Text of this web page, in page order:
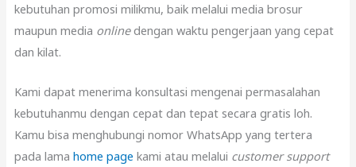
kebutuhan promosi milikmu, baik melalui media brosur
maupun media onlinedengan waktu pengerjaan yang cepat
dan kilat.
Kami dapat menerima konsultasi mengenai permasalahan
kebutuhanmu dengan cepat dan tepat secara gratis loh.
Kamu bisa menghubungi nomor WhatsApp yang tertera
pada lama home page kami atau melalui customer support